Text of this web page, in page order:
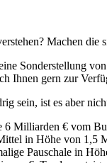
Machen die
Sonderstellung
Ihnen gern zur
sein, ist es aber
Milliarden € vom
in Höhe von 1,5
Pauschale in